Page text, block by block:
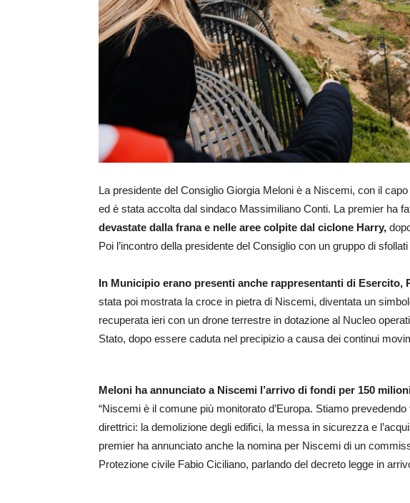
La presidente del Consiglio Giorgia Meloni è a Niscemi, con il
ed è stata accolta dal sindaco Massimiliano Conti. La premier ha
devastate dalla frana e nelle aree colpite dal ciclone Harry,
Poi l’incontro della presidente del Consiglio con un gruppo di
In Municipio erano presenti anche rappresentanti di Esercito,
stata poi mostrata la croce in pietra di Niscemi, diventata un
recuperata ieri con un drone terrestre in dotazione al Nucleo
Stato, dopo essere caduta nel precipizio a causa dei continui
Meloni ha annunciato a Niscemi l’arrivo di fondi per 150
“Niscemi è il comune più monitorato d’Europa. Stiamo
direttrici: la demolizione degli edifici, la messa in sicurezza e
premier ha annunciato anche la nomina per Niscemi di un
Protezione civile Fabio Ciciliano, parlando del decreto legge in